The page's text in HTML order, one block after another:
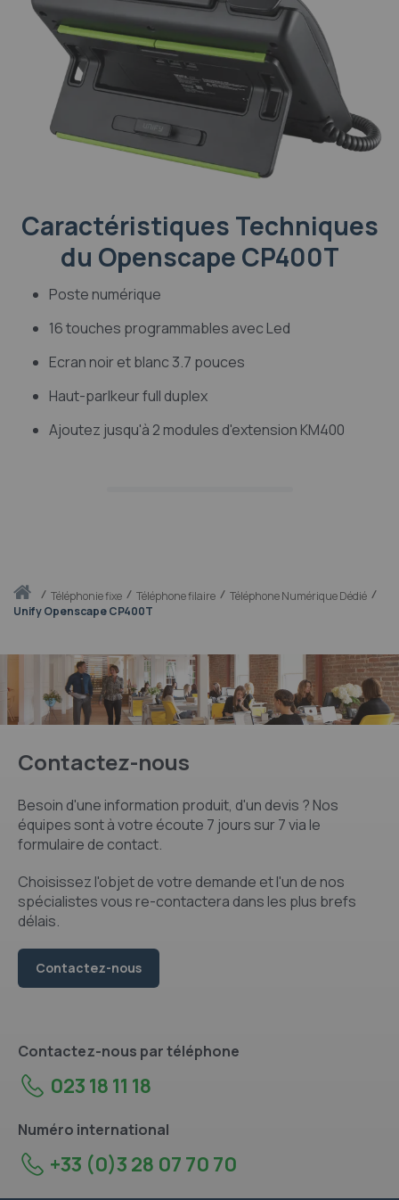
Accueiltéléphonie fixe Téléphone filaire
Téléphone Numérique Dédié
Unify Openscape CP400T
Caractéristiques Techniques
du Openscape CP400T
Poste numérique
16 touches programmables avec Led
Ecran noir et blanc 3.7 pouces
Haut-parlkeur full duplex
Ajoutez jusqu'à 2 modules d'extension KM400
Contactez-nous
Besoin d'une information produit, d'un devis ? Nos
équipes sont à votre écoute 7 jours sur 7 via le
formulaire de contact.
Choisissez l'objet de votre demande et l'un de nos
spécialistes vous re-contactera dans les plus brefs
délais.
Contactez-nous
Contactez-nous par téléphone
023 18 11 18
Numéro international
+33 (0)3 28 07 70 70